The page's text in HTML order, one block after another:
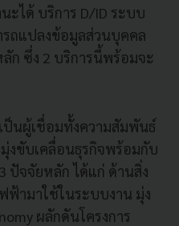
ะได้ บริการ D/ID ระบบ
ถแปลงข้อมูลส่วนบุคคล
ก ซึ่ง 2 บริการนี้พร้อมจะ
นผู้เชื่อมทั้งความสัมพันธ์
งขับเคลื่อนธุรกิจพร้อมกับ
ปัจจัยหลัก ได้แก่ ด้านสิ่ง
ฟ้ามาใช้ในระบบงาน มุ่ง
ผลักดันโครงการ